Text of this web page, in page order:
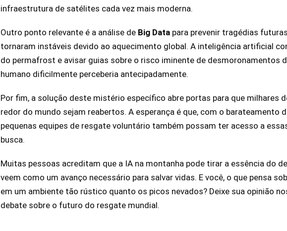
infraestrutura de satélites cada vez mais moderna.
Outro ponto relevante é a análise de Big Data para prevenir tragédias
tornaram instáveis devido ao aquecimento global. A inteligência artificial
do permafrost e avisar guias sobre o risco iminente de desmoronamentos
humano dificilmente perceberia antecipadamente.
Por fim, a solução deste mistério específico abre portas para que milhares
redor do mundo sejam reabertos. A esperança é que, com o barateamento
pequenas equipes de resgate voluntário também possam ter acesso a
busca.
Muitas pessoas acreditam que a IA na montanha pode tirar a essência do
veem como um avanço necessário para salvar vidas. E você, o que pensa
em um ambiente tão rústico quanto os picos nevados? Deixe sua opinião
debate sobre o futuro do resgate mundial.